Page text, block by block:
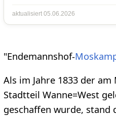
aktualisiert 05.06.2026
"Endemannshof-
Als im Jahre 1833 der
Stadtteil Wanne=West
geschaffen wurde, stand